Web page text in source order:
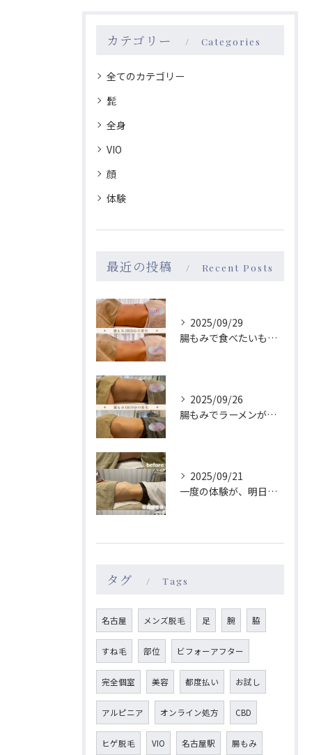
カテゴリー Categories
全てのカテゴリー
髭
全身
VIO
顔
体験
最近の投稿 Recent Posts
2025/09/29
腸もみで食べたいものが変わる！→食が変わると性格も変わる？！
2025/09/26
腸もみでラーメンが食べたくなくなる😳？！
2025/09/21
一度の体験が、明日のあなたを格別にする🫧
タグ Tags
名古屋 メンズ脱毛 足 腕 脇
すね毛 部位 ビフォーアフター
完全個室 美容 都度払い お試し
アルピニア オンライン処方 CBD
ヒゲ脱毛 VIO 名古屋駅 腸もみ